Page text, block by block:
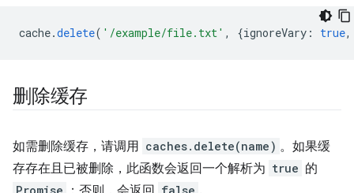
cache.delete( '/example/file.txt' , {ignoreVary : true,
删除缓存
如需删除缓存，请调用 caches.delete(name) 。如果缓
存存在且已被删除，此函数会返回一个解析为 true 的